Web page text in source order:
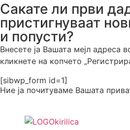
Сакате ли први
пристигнуваат
и попусти?
Внесете ја Вашата мејл адреса
кликнете на копчето
[sibwp_form id=1]
Ние ја почитуваме Вашата